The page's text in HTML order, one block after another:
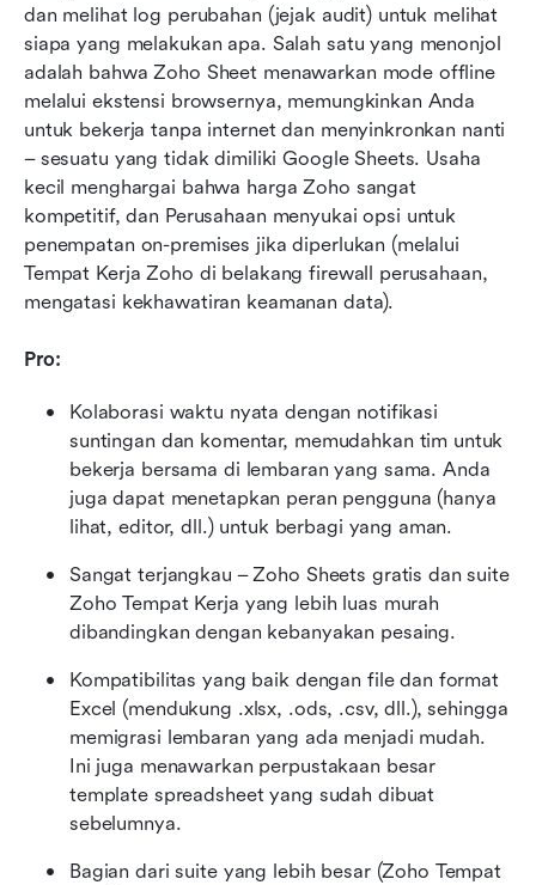
dan melihat log perubahan (jejak audit) untuk melihat
siapa yang melakukan apa. Salah satu yang menonjol
adalah bahwa Zoho Sheet menawarkan mode offline
melalui ekstensi browsernya, memungkinkan Anda
untuk bekerja tanpa internet dan menyinkronkan nanti
– sesuatu yang tidak dimiliki Google Sheets. Usaha
kecil menghargai bahwa harga Zoho sangat
kompetitif, dan Perusahaan menyukai opsi untuk
penempatan on-premises jika diperlukan (melalui
Tempat Kerja Zoho di belakang firewall perusahaan,
mengatasi kekhawatiran keamanan data).
Pro:
Kolaborasi waktu nyata dengan notifikasi
suntingan dan komentar, memudahkan tim untuk
bekerja bersama di lembaran yang sama. Anda
juga dapat menetapkan peran pengguna (hanya
lihat, editor, dll.) untuk berbagi yang aman.
Sangat terjangkau – Zoho Sheets gratis dan suite
Zoho Tempat Kerja yang lebih luas murah
dibandingkan dengan kebanyakan pesaing.
Kompatibilitas yang baik dengan file dan format
Excel (mendukung .xlsx, .ods, .csv, dll.), sehingga
memigrasi lembaran yang ada menjadi mudah.
Ini juga menawarkan perpustakaan besar
template spreadsheet yang sudah dibuat
sebelumnya.
Bagian dari suite yang lebih besar (Zoho Tempat